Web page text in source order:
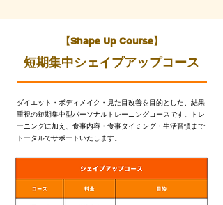
​【Shape Up Course】
短期集中シェイプアップコース
ダイエット・ボディメイク・見た目改善を目的とした、結果
重視の短期集中型パーソナルトレーニングコースです。
トレ
ーニングに加え、食事内容・食事タイミング・生活習慣まで
トータルでサポートいたします。